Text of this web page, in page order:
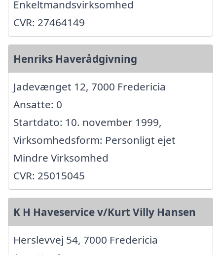
Enkeltmandsvirksomhed
CVR: 27464149
Henriks Haverådgivning
Jadevænget 12, 7000 Fredericia
Ansatte: 0
Startdato: 10. november 1999,
Virksomhedsform: Personligt ejet
Mindre Virksomhed
CVR: 25015045
K H Haveservice v/Kurt Villy Hansen
Herslevvej 54, 7000 Fredericia